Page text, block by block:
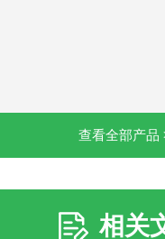
查看全部产品
相关